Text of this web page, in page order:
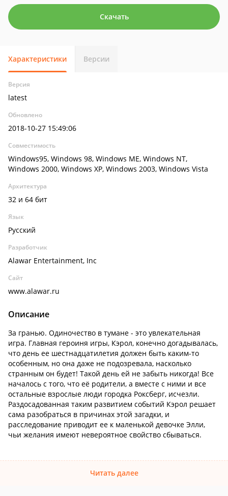
Скачать
Характеристики Версии
Версия
latest
Обновлено
2018-10-27 15:49:06
Совместимость
Windows95, Windows 98, Windows ME, Windows NT,
Windows 2000, Windows XP, Windows 2003, Windows Vista
Архитектура
32 и 64 бит
Язык
Русский
Разработчик
Alawar Entertainment, Inc
Сайт
www.alawar.ru
Описание
За гранью. Одиночество в тумане - это увлекательная
игра. Главная героиня игры, Кэрол, конечно догадывалась,
что день ее шестнадцатилетия должен быть каким-то
особенным, но она даже не подозревала, насколько
странным он будет! Такой день ей не забыть никогда! Все
началось с того, что её родители, а вместе с ними и все
остальные взрослые люди городка Роксберг, исчезли.
Раздосадованная таким развитием событий Кэрол решает
сама разобраться в причинах этой загадки, и
расследование приводит ее к маленькой девочке Элли,
чьи желания имеют невероятное свойство сбываться.
Читать далее